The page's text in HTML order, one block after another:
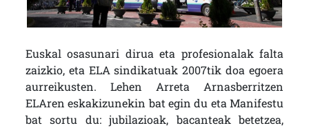
Euskal osasunari dirua eta profesionalak falta
zaizkio, eta ELA sindikatuak 2007tik doa egoera
aurreikusten. Lehen Arreta Arnasberritzen
ELAren eskakizunekin bat egin du eta Manifestu
bat sortu du: jubilazioak, bacanteak betetzea,